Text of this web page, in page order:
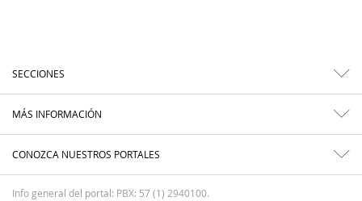
SECCIONES
MÁS INFORMACIÓN
CONOZCA NUESTROS PORTALES
Info general del portal: PBX: 57 (1) 2940100.